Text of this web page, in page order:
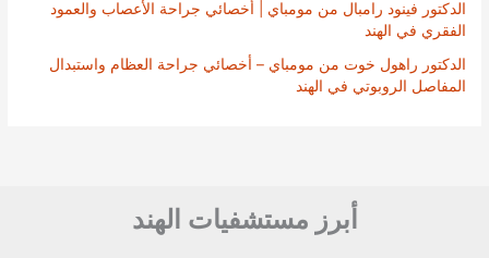
الدكتور فينود رامبال من مومباي | أخصائي جراحة الأعصاب والعمود
الفقري في الهند
الدكتور راهول خوت من مومباي – أخصائي جراحة العظام واستبدال
المفاصل الروبوتي في الهند
أبرز مستشفيات الهند